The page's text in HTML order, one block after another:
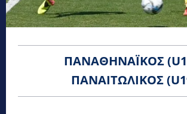
ΠΑΝΑΘΗΝΑΪΚΌΣ
ΠΑΝΑΙΤΩΛΙΚΌΣ